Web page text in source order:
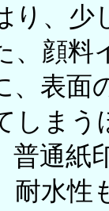
り、少
、顔料
、表面
しまう
普通紙
耐水性